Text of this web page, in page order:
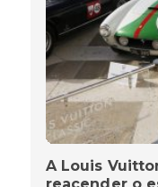
A Louis